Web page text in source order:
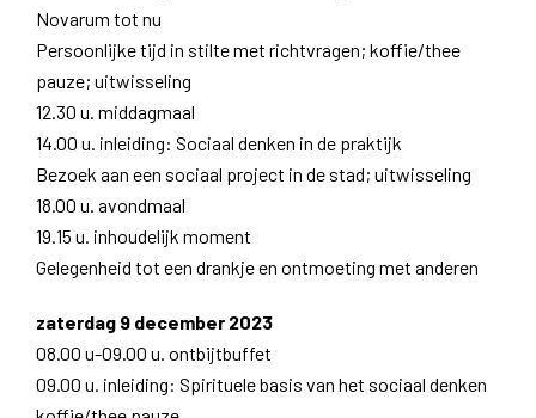
Novarum tot nu
Persoonlijke tijd in stilte met richtvragen; koffie/thee
pauze; uitwisseling
12.30 u. middagmaal
14.00 u. inleiding: Sociaal denken in de praktijk
Bezoek aan een sociaal project in de stad; uitwisseling
18.00 u. avondmaal
19.15 u. inhoudelijk moment
Gelegenheid tot een drankje en ontmoeting met anderen
zaterdag 9 december 2023
08.00 u-09.00 u. ontbijtbuffet
09.00 u. inleiding: Spirituele basis van het sociaal denken